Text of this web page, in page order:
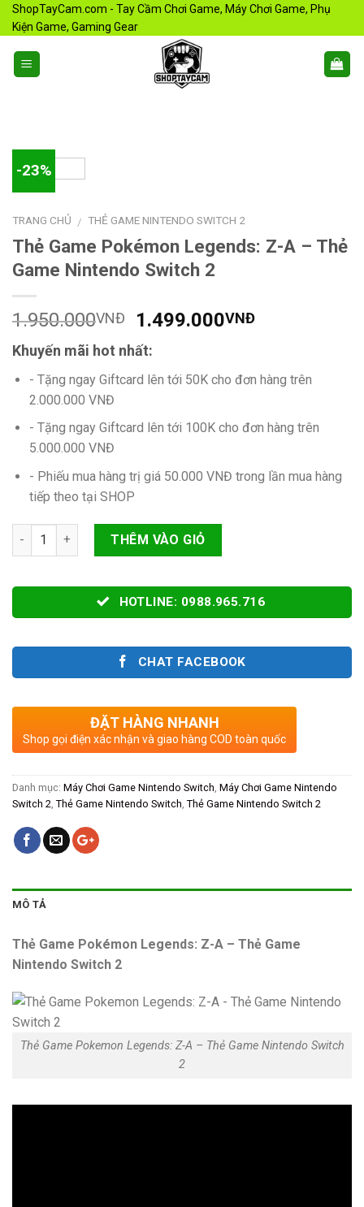
Skip
content
ShopTayCam.com - Tay Cầm Chơi Game, Máy Chơi Game, Phụ
Kiện Game, Gaming Gear
-23%
TRANG CHỦ / THẺ GAME NINTENDO SWITCH 2
Thẻ Game Pokémon Legends: Z-A – Thẻ
Game Nintendo Switch 2
1.950.000VNĐ 1.499.000VNĐ
Khuyến mãi hot nhất:
- Tặng ngay Giftcard lên tới 50K cho đơn hàng trên
2.000.000 VNĐ
- Tặng ngay Giftcard lên tới 100K cho đơn hàng trên
5.000.000 VNĐ
- Phiếu mua hàng trị giá 50.000 VNĐ trong lần mua hàng
tiếp theo tại SHOP
Số lượng THÊM VÀO GIỎ
HOTLINE: 0988.965.716
CHAT FACEBOOK
ĐẶT HÀNG NHANH
Shop gọi điện xác nhận và giao hàng COD toàn quốc
Danh mục: Máy Chơi Game Nintendo Switch Máy Chơi Game Nintendo
Switch 2 Thẻ Game Nintendo Switch Thẻ Game Nintendo Switch 2
MÔ TẢ
Thẻ Game Pokémon Legends: Z-A – Thẻ Game
Nintendo Switch 2
Thẻ Game Pokemon Legends: Z-A – Thẻ Game Nintendo Switch
2